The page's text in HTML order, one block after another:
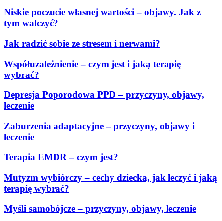
Niskie poczucie własnej wartości – objawy. Jak z
tym walczyć?
Jak radzić sobie ze stresem i nerwami?
Współuzależnienie – czym jest i jaką terapię
wybrać?
Depresja Poporodowa PPD – przyczyny, objawy,
leczenie
Zaburzenia adaptacyjne – przyczyny, objawy i
leczenie
Terapia EMDR – czym jest?
Mutyzm wybiórczy – cechy dziecka, jak leczyć i jaką
terapię wybrać?
Myśli samobójcze – przyczyny, objawy, leczenie